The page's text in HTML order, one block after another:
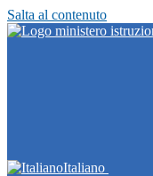
Salta al contenuto
Italiano